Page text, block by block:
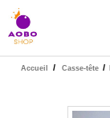
Accueil / Casse-tête /